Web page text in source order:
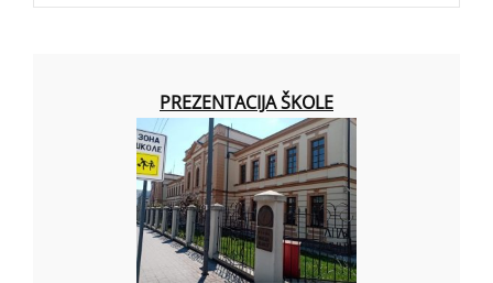
PREZENTACIJA ŠKOLE